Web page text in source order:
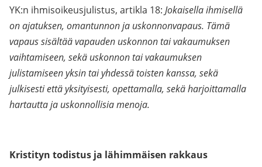
YK:n ihmisoikeusjulistus, artikla 18: Jokaisella ihmisellä
on ajatuksen, omantunnon ja uskonnonvapaus. Tämä
vapaus sisältää vapauden uskonnon tai vakaumuksen
vaihtamiseen, sekä uskonnon tai vakaumuksen
julistamiseen yksin tai yhdessä toisten kanssa, sekä
julkisesti että yksityisesti, opettamalla, sekä harjoittamalla
hartautta ja uskonnollisia menoja.
Kristityn todistus ja lähimmäisen rakkaus